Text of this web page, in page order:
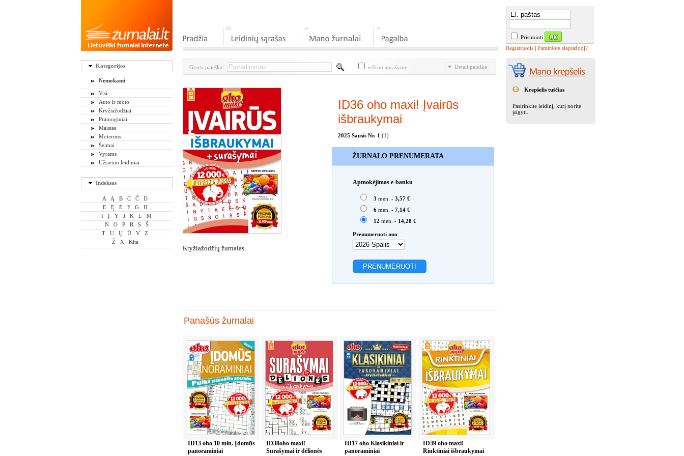
Prisiminti
Registruotis| Pamiršote slaptažodį?
Kategorijos
Nemokami
Visi
Auto ir moto
Kryžiažodžiai
Pramoginiai
Maistas
Moterims
Šeimai
Vyrams
Užsienio leidiniai
Indeksas
A Ą B C Č
D
E
Ę Ė F G
H
I
Į Y J K L
M
N
O P R S
Š
T
U Ų Ū V
Z
Ž
X Kita
Greita paieška: ieškoti aprašyme Detali paieška
Kryžiažodžių žurnalas.
ID36 oho maxi! Įvairūs
išbraukymai
2025 Sausis Nr. 1 (1)
ŽURNALO PRENUMERATA
Apmokėjimas e-banku
3 mėn. - 3,57 €
6 mėn. - 7,14 €
12 mėn. - 14,28 €
Prenumeruoti nuo
Panašūs žurnalai
ID13 oho 10 min. Įdomūs
panoraminiai
ID38oho maxi!
Surašymai ir dėlionės
ID17 oho Klasikiniai ir
panoraminiai
ID39 oho maxi!
Rinktiniai išbraukymai
Krepšelis tuščias
Pasirinkite leidinį, kurį norite
įsigyti.